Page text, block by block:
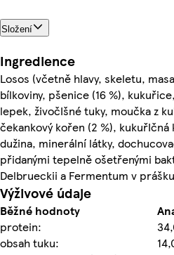
Složení
Ingredience
Losos (včetně hlavy, skeletu,
bílkoviny, pšenice (16 %),
lepek, živočIšné tuky, moučka z
čekankový kořen (2 %),
dužina, minerální látky,
přidanými tepelně ošetřenými
Delbrueckii a Fermentum v
Výživové údaje
Běžné hodnoty
protein:
obsah tuku: